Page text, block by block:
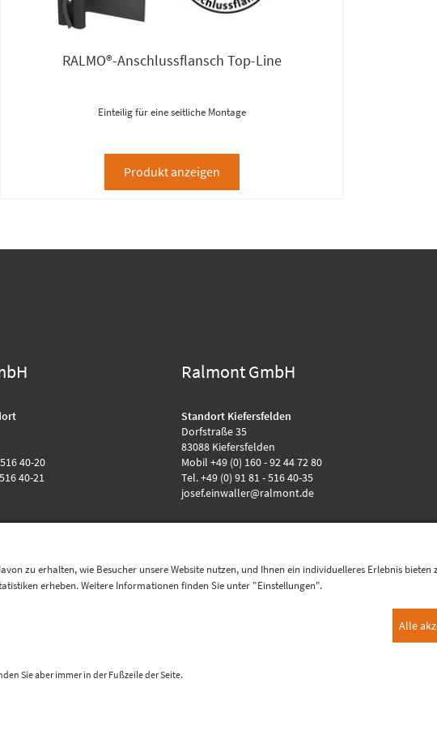
RALMO®-Anschlussflansch Top-Line
Einteilig für eine seitliche Montage
Produkt anzeigen
40-20
40-21
Ralmont GmbH
Standort Kiefersfelden
Dorfstraße 35
83088 Kiefersfelden
Mobil +49 (0) 160 - 92 44 72 80
Tel. +49 (0) 91 81 - 516 40-35
josef.einwaller@ralmont.de
Quicklinks
Jobs / Karriere
zu erhalten, wie Besucher unsere Website nutzen, und Ihnen ein individuelleres Erlebnis
erheben. Weitere Informationen finden Sie unter "Einstellungen".
Alle
Sie aber immer in der Fußzeile der Seite.